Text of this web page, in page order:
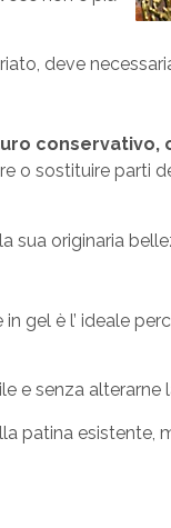
deve
conservativo,
o sostituire parti
sua originaria
gel è l’ ideale
e senza alterarne
patina esistente,